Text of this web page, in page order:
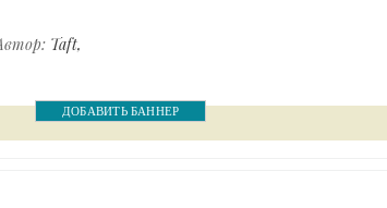
Taft
ДОБАВИТЬ БАННЕР